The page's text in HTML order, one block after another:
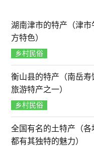
湖南津市的特产（津市
方特色）
乡村民俗
衡山县的特产（南岳寿
旅游特产之一）
乡村民俗
全国有名的土特产（各
都有其独特的魅力）